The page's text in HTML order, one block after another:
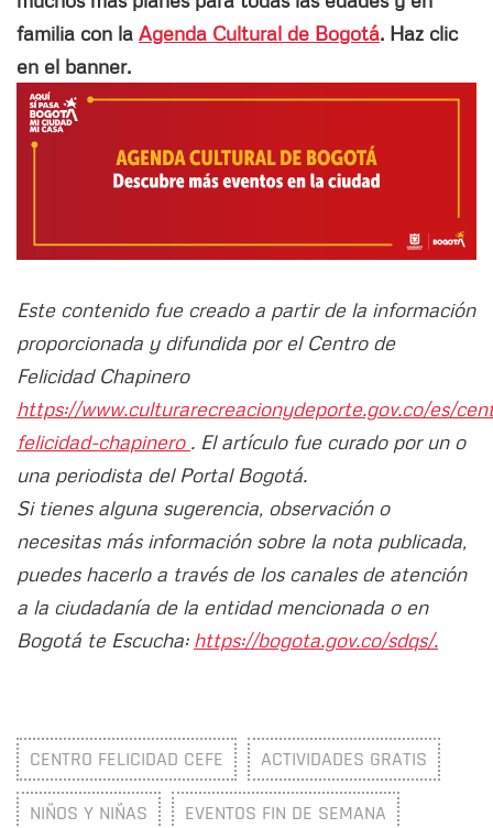
familia con la Agenda Cultural de Bogotá. Haz clic
en el banner.
Este contenido fue creado a partir de la información
proporcionada y difundida por el Centro de
Felicidad Chapinero
https://www.culturarecreacionydeporte.gov.co/es/
felicidad-chapinero . El artículo fue curado por un o
una periodista del Portal Bogotá.
Si tienes alguna sugerencia, observación o
necesitas más información sobre la nota publicada,
puedes hacerlo a través de los canales de atención
a la ciudadanía de la entidad mencionada o en
Bogotá te Escucha: https://bogota.gov.co/sdqs/.
CENTRO FELICIDAD CEFE ACTIVIDADES GRATIS
NIÑOS Y NIÑAS EVENTOS FIN DE SEMANA